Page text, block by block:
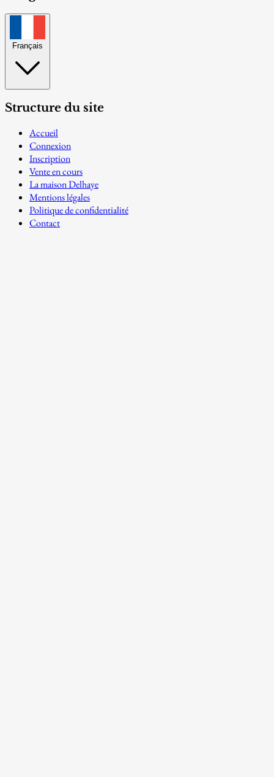
Français
Structure du site
Accueil
Connexion
Inscription
Vente en cours
La maison Delhaye
Mentions légales
Politique de confidentialité
Contact